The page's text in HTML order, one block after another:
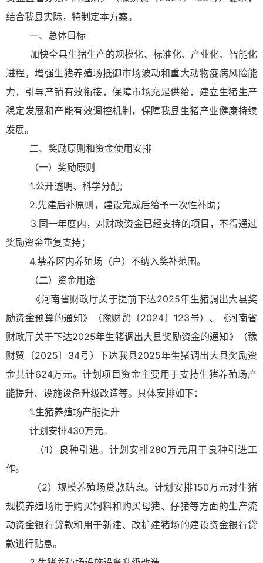
结合我县实际，特制定本方案。
一、总体目标
加快全县生猪生产的规模化、标准化、产业化、智能化
进程，增强生猪养殖场抵御市场波动和重大动物疫病风险能
力，引导产销有效衔接，保障市场充足供给，建立生猪生产
稳定发展和产能有效调控机制，保障我县生猪产业健康持续
发展。
二、奖励原则和资金使用安排
（一）奖励原则
1.公开透明、科学分配;
2.先建后补原则，建设完成后给予一次性补助；
3.同一年度内，对财政资金已经支持的项目，不得通过
奖励资金重复支持；
4.禁养区内养殖场（户）不纳入奖补范围。
（二）资金用途
《河南省财政厅关于提前下达2025年生猪调出大县奖
励资金预算的通知》（豫财贸〔2024〕123号）、《河南省
财政厅关于下达2025年生猪调出大县奖励资金的通知》（豫
财贸〔2025〕34号）下达我县2025年生猪调出大县奖励资
金共计624万元。计划项目资金主要用于支持生猪养殖场产
能提升、设施设备升级改造等。具体安排如下：
1.生猪养殖场产能提升
计划安排430万元。
（1）良种引进。计划安排280万元用于良种引进工
作。
（2）规模养殖场贷款贴息。计划安排150万元对生猪
规模养殖场用于购买饲料和购买母猪、仔猪等方面的生产流
动资金银行贷款和用于新建、改扩建猪场的建设资金银行贷
款进行贴息。